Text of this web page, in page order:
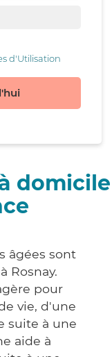
d'Utilisation
domicile
âgées sont
Rosnay.
pour
vie, d'une
suite à une
aide à